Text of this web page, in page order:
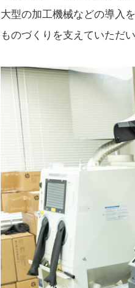
大型の加工機械などの導入
ものづくりを支えていただ